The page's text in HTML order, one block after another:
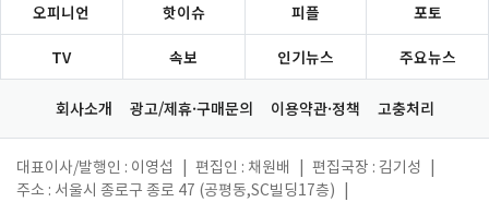
오피니언 핫이슈 피플 포토
TV 속보 인기뉴스 주요뉴스
회사소개 광고/제휴·구매문의 이용약관·정책 고충처리
대표이사/발행인 : 이영섭 편집인 : 채원배 편집국장 : 김기성
주소 : 서울시 종로구 종로 47 (공평동,SC빌딩17층)